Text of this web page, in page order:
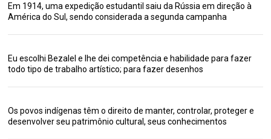
Em 1914, uma expedição estudantil saiu da Rússia em direção à
América do Sul, sendo considerada a segunda campanha
Eu escolhi Bezalel e lhe dei competência e habilidade para fazer
todo tipo de trabalho artístico; para fazer desenhos
Os povos indígenas têm o direito de manter, controlar, proteger e
desenvolver seu patrimônio cultural, seus conhecimentos